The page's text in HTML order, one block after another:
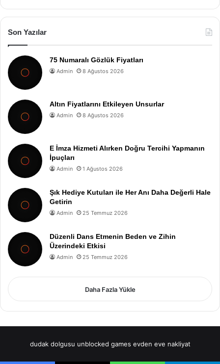
Son Yazılar
75 Numaralı Gözlük Fiyatları
Admin 8 Ağustos 2026
Altın Fiyatlarını Etkileyen Unsurlar
Admin 8 Ağustos 2026
E İmza Hizmeti Alırken Doğru Tercihi Yapmanın
İpuçları
Admin 1 Ağustos 2026
Şık Hediye Kutuları ile Her Anı Daha Değerli Hale
Getirin
Admin 25 Temmuz 2026
Düzenli Dans Etmenin Beden ve Zihin
Üzerindeki Etkisi
Admin 25 Temmuz 2026
Daha Fazla Yükle
dudak dolgusu unblocked games evden eve nakliyat